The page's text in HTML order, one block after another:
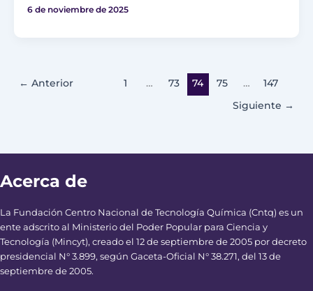
6 de noviembre de 2025
← Anterior 1 … 73 74 75 …
147
Siguiente →
Acerca de
La Fundación Centro Nacional de Tecnología Química (Cntq) es un
ente adscrito al Ministerio del Poder Popular para Ciencia y
Tecnología (Mincyt), creado el 12 de septiembre de 2005 por decreto
presidencial N° 3.899, según Gaceta-Oficial N° 38.271, del 13 de
septiembre de 2005.